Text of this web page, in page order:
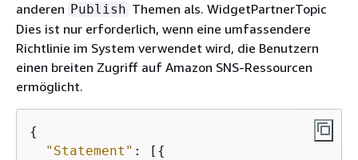
anderen Publish Themen als. WidgetPartnerTopic
Dies ist nur erforderlich, wenn eine umfassendere
Richtlinie im System verwendet wird, die Benutzern
einen breiten Zugriff auf Amazon SNS-Ressourcen
ermöglicht.
{
"Statement" : [ {